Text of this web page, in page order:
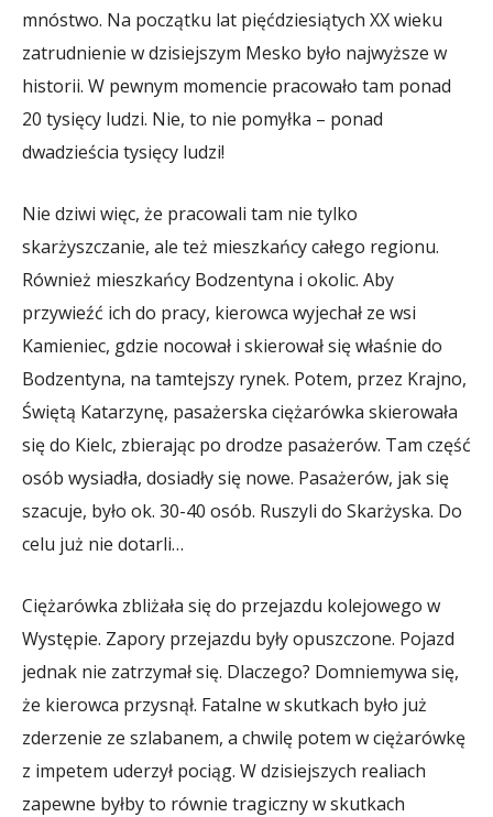
mnóstwo. Na początku lat pięćdziesiątych XX wieku
zatrudnienie w dzisiejszym Mesko było najwyższe w
historii. W pewnym momencie pracowało tam ponad
20 tysięcy ludzi. Nie, to nie pomyłka – ponad
dwadzieścia tysięcy ludzi!
Nie dziwi więc, że pracowali tam nie tylko
skarżyszczanie, ale też mieszkańcy całego regionu.
Również mieszkańcy Bodzentyna i okolic. Aby
przywieźć ich do pracy, kierowca wyjechał ze wsi
Kamieniec, gdzie nocował i skierował się właśnie do
Bodzentyna, na tamtejszy rynek. Potem, przez Krajno,
Świętą Katarzynę, pasażerska ciężarówka skierowała
się do Kielc, zbierając po drodze pasażerów. Tam część
osób wysiadła, dosiadły się nowe. Pasażerów, jak się
szacuje, było ok. 30-40 osób. Ruszyli do Skarżyska. Do
celu już nie dotarli…
Ciężarówka zbliżała się do przejazdu kolejowego w
Występie. Zapory przejazdu były opuszczone. Pojazd
jednak nie zatrzymał się. Dlaczego? Domniemywa się,
że kierowca przysnął. Fatalne w skutkach było już
zderzenie ze szlabanem, a chwilę potem w ciężarówkę
z impetem uderzył pociąg. W dzisiejszych realiach
zapewne byłby to równie tragiczny w skutkach